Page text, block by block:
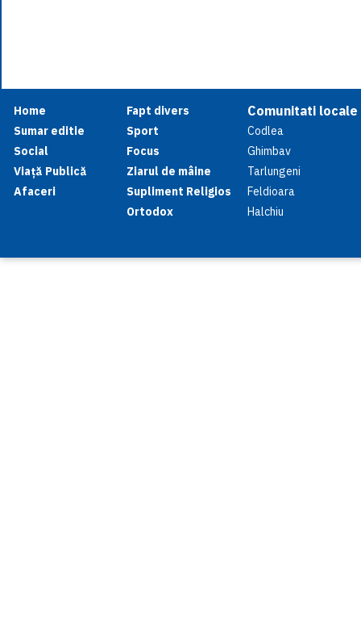
Home
Sumar editie
Social
Viață Publică
Afaceri
Fapt divers
Sport
Focus
Ziarul de mâine
Supliment Religios
Ortodox
Comunitati locale
Codlea
Ghimbav
Tarlungeni
Feldioara
Halchiu